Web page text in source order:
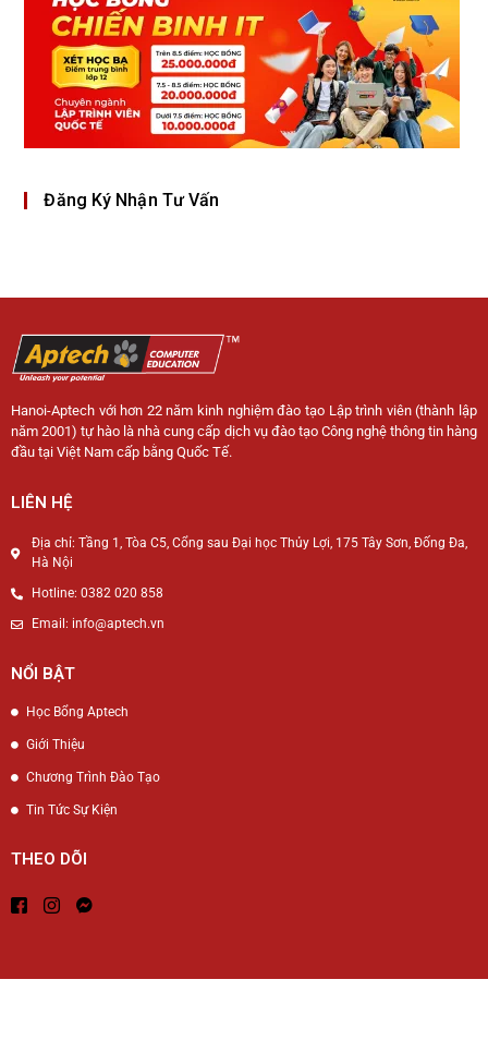
Đăng Ký Nhận Tư Vấn
Hanoi-Aptech với hơn 22 năm kinh nghiệm đào tạo Lập trình viên (thành lập
năm 2001) tự hào là nhà cung cấp dịch vụ đào tạo Công nghệ thông tin hàng
đầu tại Việt Nam cấp bằng Quốc Tế.
LIÊN HỆ
Địa chỉ: Tầng 1, Tòa C5, Cổng sau Đại học Thủy Lợi, 175 Tây Sơn, Đống Đa,
Hà Nội
Hotline: 0382 020 858
Email: info@aptech.vn
NỔI BẬT
Học Bổng Aptech
Giới Thiệu
Chương Trình Đào Tạo
Tin Tức Sự Kiện
THEO DÕI